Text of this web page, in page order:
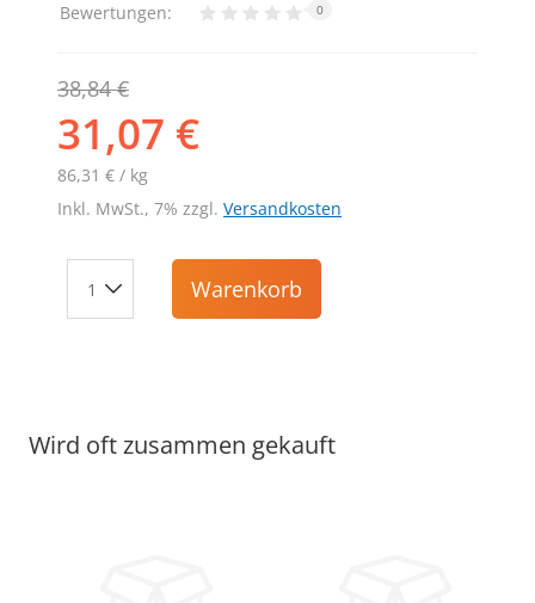
Bewertungen:
0
38,84 €
31,07 €
86,31 € / kg
Inkl. MwSt., 7% zzgl. Versandkosten
Warenkorb
Wird oft zusammen gekauft